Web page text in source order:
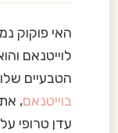
האי פוקוק
לוייטנאם
הטבעיים
בוייטנאם,
עדן טרופי